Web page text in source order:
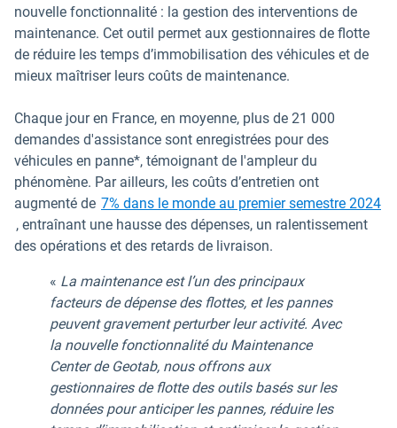
nouvelle fonctionnalité : la gestion des interventions de
maintenance. Cet outil permet aux gestionnaires de flotte
de réduire les temps d’immobilisation des véhicules et de
mieux maîtriser leurs coûts de maintenance.
Chaque jour en France, en moyenne, plus de 21 000
demandes d'assistance sont enregistrées pour des
véhicules en panne*, témoignant de l'ampleur du
phénomène. Par ailleurs, les coûts d’entretien ont
augmenté de 7% dans le monde au premier semestre 2024
Ouvrir dans une nouvelle fenêtre
, entraînant une hausse des dépenses, un ralentissement
des opérations et des retards de livraison.
« La maintenance est l’un des principaux
facteurs de dépense des flottes, et les pannes
peuvent gravement perturber leur activité. Avec
la nouvelle fonctionnalité du Maintenance
Center de Geotab, nous offrons aux
gestionnaires de flotte des outils basés sur les
données pour anticiper les pannes, réduire les